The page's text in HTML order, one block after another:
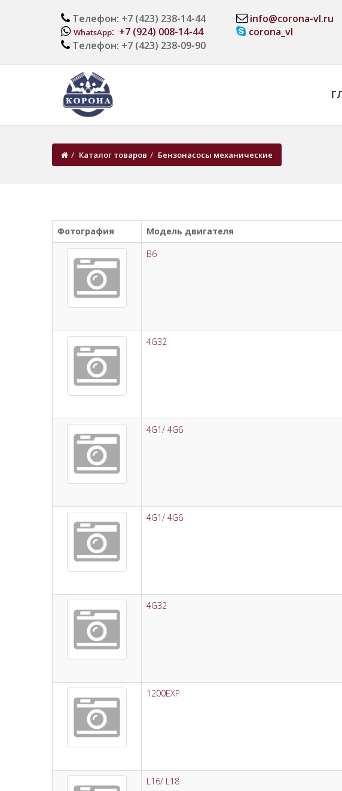
Телефон: +7 (423) 238-14-44
WhatsApp: +7 (924) 008-14-44
Телефон: +7 (423) 238-09-90
info@corona-vl.ru
corona_vl
Каталог товаров Бензонасосы механические
Фотография Модель двигателя
B6
4G32
4G1/ 4G6
4G1/ 4G6
4G32
1200EXP
L16/ L18